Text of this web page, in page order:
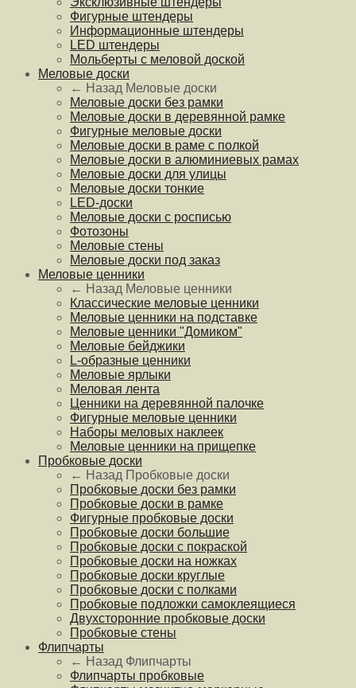
Фигурные штендеры
Информационные штендеры
LED штендеры
Мольберты с меловой доской
Меловые доски
← Назад Меловые доски
Меловые доски без рамки
Меловые доски в деревянной рамке
Фигурные меловые доски
Меловые доски в раме с полкой
Меловые доски в алюминиевых рамах
Меловые доски для улицы
Меловые доски тонкие
LED-доски
Меловые доски с росписью
Фотозоны
Меловые стены
Меловые доски под заказ
Меловые ценники
← Назад Меловые ценники
Классические меловые ценники
Меловые ценники на подставке
Меловые ценники "Домиком"
Меловые бейджики
L-образные ценники
Меловые ярлыки
Меловая лента
Ценники на деревянной палочке
Фигурные меловые ценники
Наборы меловых наклеек
Меловые ценники на прищепке
Пробковые доски
← Назад Пробковые доски
Пробковые доски без рамки
Пробковые доски в рамке
Фигурные пробковые доски
Пробковые доски большие
Пробковые доски с покраской
Пробковые доски на ножках
Пробковые доски круглые
Пробковые доски с полками
Пробковые подложки самоклеящиеся
Двухсторонние пробковые доски
Пробковые стены
Флипчарты
← Назад Флипчарты
Флипчарты пробковые